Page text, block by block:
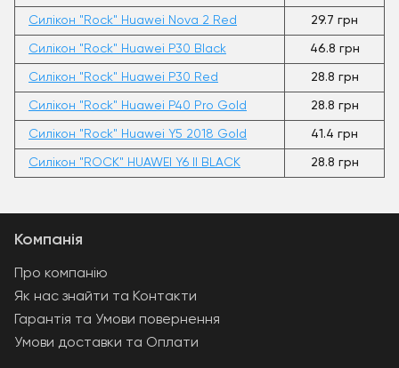
Силікон "Rock" Huawei Nova 2 Red 29.7 грн
Силікон "Rock" Huawei P30 Black 46.8 грн
Силікон "Rock" Huawei P30 Red 28.8 грн
Силікон "Rock" Huawei P40 Pro Gold 28.8 грн
Силікон "Rock" Huawei Y5 2018 Gold 41.4 грн
Силікон "ROCK" HUAWEI Y6 II BLACK 28.8 грн
Компанія
Про компанію
Як нас знайти та Контакти
Гарантія та Умови повернення
Умови доставки та Оплати